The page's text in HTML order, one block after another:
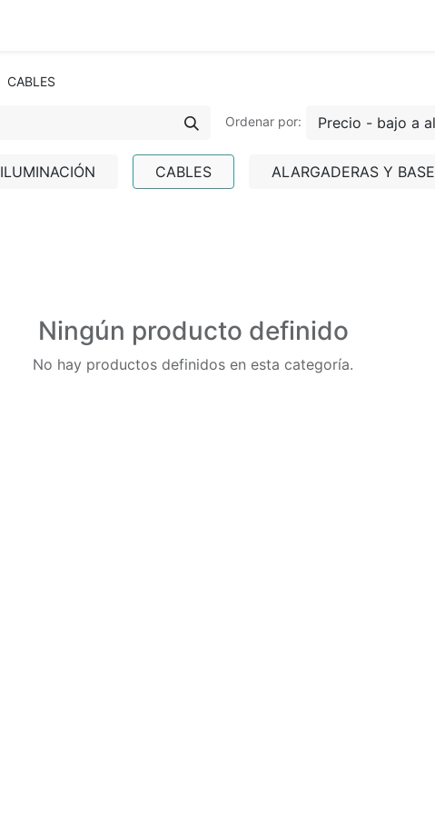
CABLES
Ordenar por: Precio - bajo a
ILUMINACIÓN CABLES ALARGADERAS Y
Ningún producto definido
No hay productos definidos en esta categoría.